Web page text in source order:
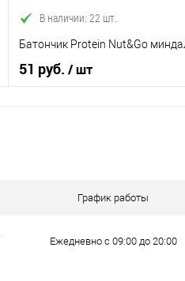
В наличии: 22 шт.
Батончик Protein Nut&Go
51 руб. / шт
График работы
Ежедневно с 09:00 до 20:00